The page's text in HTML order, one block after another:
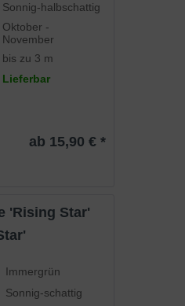
Sonnig-halbschattig
Oktober -
November
bis zu 3 m
Lieferbar
ab 15,90 € *
'Rising Star'
Immergrün
Sonnig-schattig